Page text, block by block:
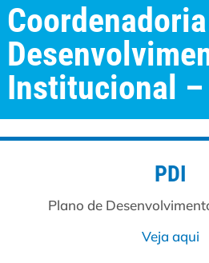
Institucional –
PDI
Plano de
Veja aqui